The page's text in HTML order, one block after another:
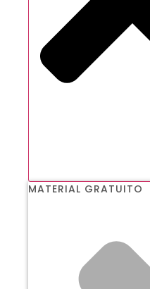
MATERIAL GRATUITO